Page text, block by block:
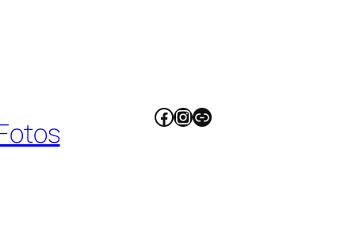
Facebook
Instagram
Link